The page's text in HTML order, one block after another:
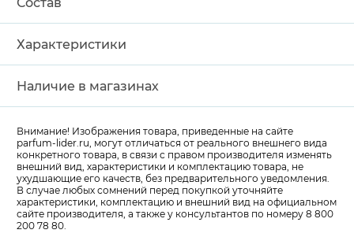
Характеристики
Наличие в магазинах
Внимание! Изображения товара, приведенные на сайте
parfum-lider.ru, могут отличаться от реального внешнего вида
конкретного товара, в связи с правом производителя изменять
внешний вид, характеристики и комплектацию товара, не
ухудшающие его качеств, без предварительного уведомления.
В случае любых сомнений перед покупкой уточняйте
характеристики, комплектацию и внешний вид на официальном
сайте производителя, а также у консультантов по номеру 8 800
200 78 80.